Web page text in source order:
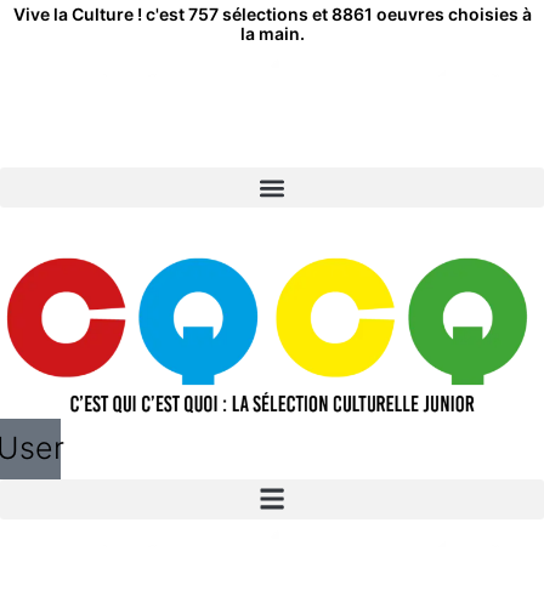
Aller
Vive la Culture ! c'est 757 sélections et 8861 oeuvres choisies à
la main.